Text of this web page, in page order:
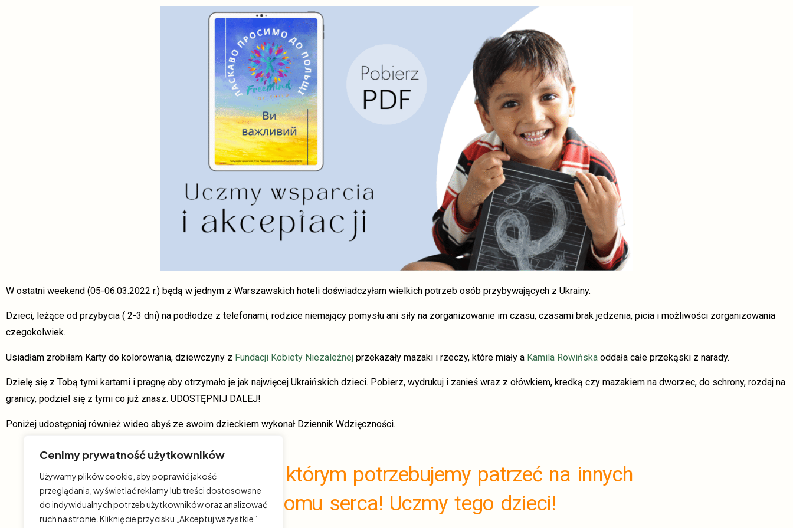
Cenimy prywatność użytkowników
Używamy plików cookie, aby poprawić jakość
przeglądania, wyświetlać reklamy lub treści dostosowane
do indywidualnych potrzeb użytkowników oraz analizować
ruch na stronie. Kliknięcie przycisku „Akceptuj wszystkie”
W ostatni weekend (05-06.03.2022 r.) będą w jednym z Warszawskich hoteli doświadczyłam wielkich potrzeb osób przybywających z Ukrainy.
Dzieci, leżące od przybycia ( 2-3 dni) na podłodze z telefonami, rodzice niemający pomysłu ani siły na zorganizowanie im czasu, czasami brak jedzenia, picia i możliwości zorganizowania
czegokolwiek.
Usiadłam zrobiłam Karty do kolorowania, dziewczyny z Fundacji Kobiety Niezależnej przekazały mazaki i rzeczy, które miały a Kamila Rowińska oddała całe przekąski z narady.
Dzielę się z Tobą tymi kartami i pragnę aby otrzymało je jak najwięcej Ukraińskich dzieci. Pobierz, wydrukuj i zanieś wraz z ołówkiem, kredką czy mazakiem na dworzec, do schrony, rozdaj na
granicy, podziel się z tymi co już znasz. UDOSTĘPNIJ DALEJ!
Poniżej udostępniaj również wideo abyś ze swoim dzieckiem wykonał Dziennik Wdzięczności.
To ten czas w którym potrzebujemy patrzeć na innych
z poziomu serca! Uczmy tego dzieci!